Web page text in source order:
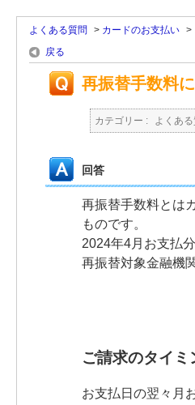
よくある質問 > カードのお支払い >
戻る
再振替手数料
カテゴリー : よくある
回答
再振替手数料とは
ものです。
2024年4月お支払
再振替対象金融機
ご請求のタイミ
お支払日の翌々月